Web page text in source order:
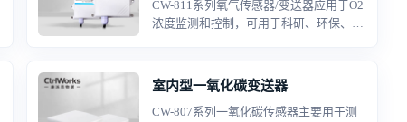
CW-811系列氧气传感器/变送器应用于O2
浓度监测和控制，可用于科研、环保、医
标准规定，在车库或机动车维修和操作车
间等建筑物内，应根据使用情况对通风系
统进行启停控制，或根据O2浓度进行自动
室内型一氧化碳变送器
CW-807系列一氧化碳传感器主要用于测